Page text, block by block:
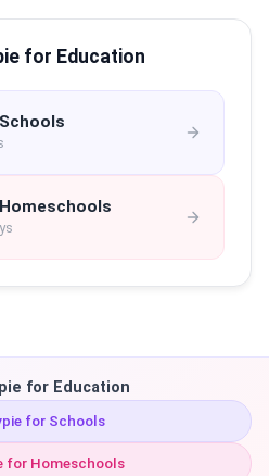
for Education
for Education
for Schools
for Homeschools